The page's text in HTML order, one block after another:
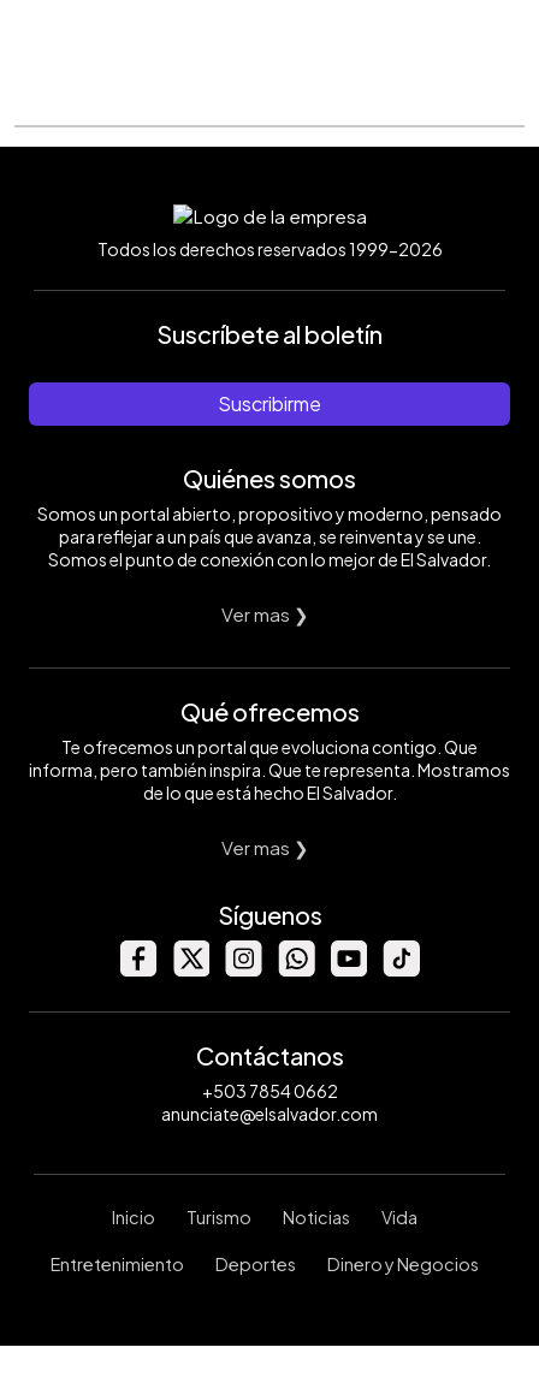
Todos los derechos reservados 1999-2026
Suscríbete al boletín
Suscribirme
Quiénes somos
Somos un portal abierto, propositivo y moderno, pensado
para reflejar a un país que avanza, se reinventa y se une.
Somos el punto de conexión con lo mejor de El Salvador.
Ver mas ❯
Qué ofrecemos
Te ofrecemos un portal que evoluciona contigo. Que
informa, pero también inspira. Que te representa. Mostramos
de lo que está hecho El Salvador.
Ver mas ❯
Síguenos
Contáctanos
+503 7854 0662
anunciate@elsalvador.com
Inicio Turismo Noticias Vida
Entretenimiento Deportes Dinero y Negocios